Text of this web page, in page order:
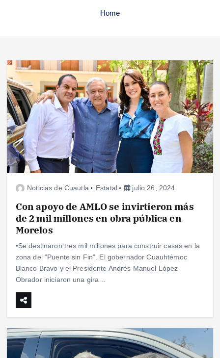
Home
Noticias de Cuautla Estatal julio 26, 2024
Con apoyo de AMLO se invirtieron más
de 2 mil millones en obra pública en
Morelos
•Se destinaron tres mil millones para construir casas en la
zona del “Puente sin Fin”. El gobernador Cuauhtémoc
Blanco Bravo y el Presidente Andrés Manuel López
Obrador iniciaron una gira…